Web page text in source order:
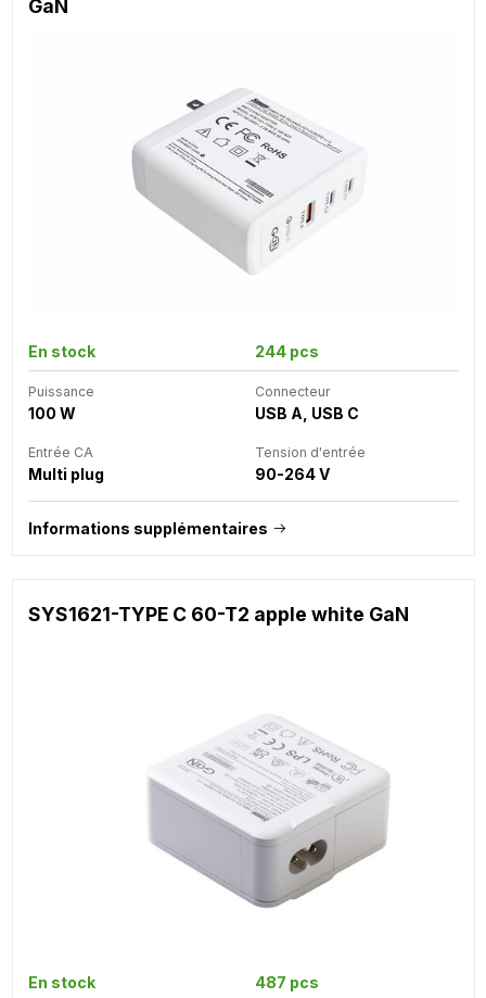
GaN
En stock 244 pcs
Puissance
100 W
Connecteur
USB A, USB C
Entrée CA
Multi plug
Tension d'entrée
90-264 V
Informations supplémentaires
SYS1621-TYPE C 60-T2 apple white GaN
En stock 487 pcs